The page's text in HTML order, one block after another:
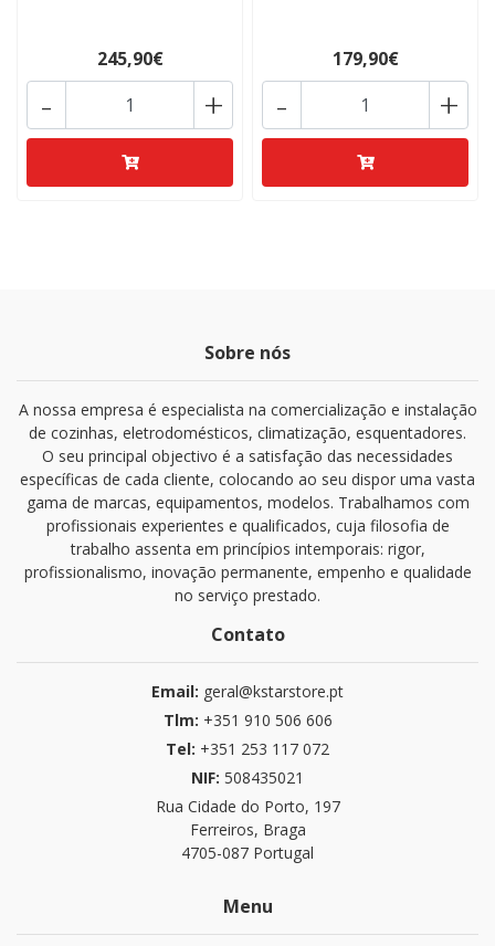
245,90€
+
-
179,90€
+
-
Sobre nós
A nossa empresa é especialista na comercialização e instalação
de cozinhas, eletrodomésticos, climatização, esquentadores.
O seu principal objectivo é a satisfação das necessidades
específicas de cada cliente, colocando ao seu dispor uma vasta
gama de marcas, equipamentos, modelos. Trabalhamos com
profissionais experientes e qualificados, cuja filosofia de
trabalho assenta em princípios intemporais: rigor,
profissionalismo, inovação permanente, empenho e qualidade
no serviço prestado.
Contato
Email: geral@kstarstore.pt
Tlm: +351 910 506 606
Tel: +351 253 117 072
NIF: 508435021
Rua Cidade do Porto, 197
Ferreiros, Braga
4705-087 Portugal
Menu